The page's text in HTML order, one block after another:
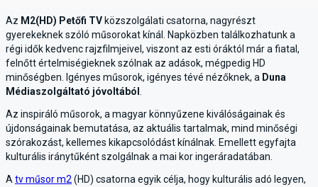
Az M2(HD) Petőfi TV közszolgálati csatorna, nagyrészt
gyerekeknek szóló műsorokat kínál. Napközben találkozhatunk a
régi idők kedvenc rajzfilmjeivel, viszont az esti óráktól már a fiatal,
felnőtt értelmiségieknek szólnak az adások, mégpedig HD
minőségben. Igényes műsorok, igényes tévé nézőknek, a Duna
Médiaszolgáltató jóvoltából
Az inspiráló műsorok, a magyar könnyűzene kiválóságainak és
újdonságainak bemutatása, az aktuális tartalmak, mind minőségi
szórakozást, kellemes kikapcsolódást kínálnak. Emellett egyfajta
kulturális iránytűként szolgálnak a mai kor ingeráradatában.
A tv műsor m2 (HD) csatorna egyik célja, hogy kulturális adó legyen,